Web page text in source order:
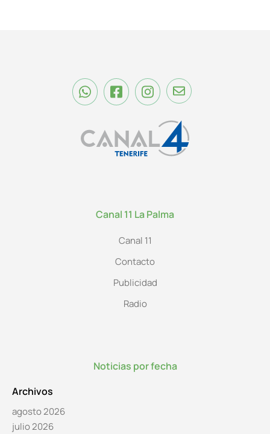
Canal 11 La Palma
Canal 11
Contacto
Publicidad
Radio
Noticias por fecha
Archivos
agosto 2026
julio 2026